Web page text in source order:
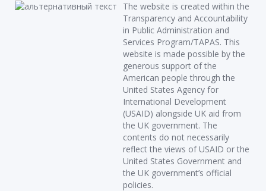
The website is created within the
Transparency and Accountability
in Public Administration and
Services Program/TAPAS. This
website is made possible by the
generous support of the
American people through the
United States Agency for
International Development
(USAID) alongside UK aid from
the UK government. The
contents do not necessarily
reflect the views of USAID or the
United States Government and
the UK government’s official
policies.